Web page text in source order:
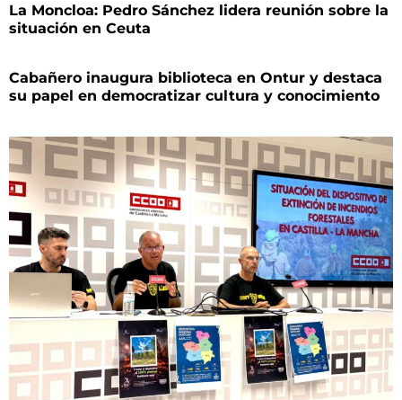
La Moncloa: Pedro Sánchez lidera reunión sobre la
situación en Ceuta
Cabañero inaugura biblioteca en Ontur y destaca
su papel en democratizar cultura y conocimiento